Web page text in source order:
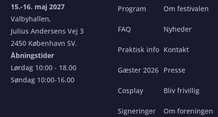
15.-16. maj 2027
Valbyhallen,
Julius Andersens Vej 3
2450 København SV.
Åbningstider
Lørdag 10:00 - 18.00
Søndag 10:00-16.00
Program
FAQ
Praktisk info
Gæster 2026
Cosplay
Signeringer
Om festivalen
Nyheder
Kontakt
Presse
Bliv frivillig
Om foreningen